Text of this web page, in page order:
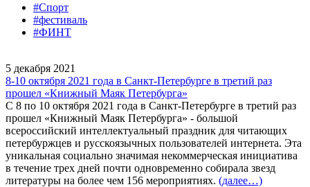
#Спорт
#фестиваль
#ФИНТ
5 декабря 2021
8-10 октября 2021 года в Санкт-Петербурге в третий раз
прошел «Книжный Маяк Петербурга»
С 8 по 10 октября 2021 года в Санкт-Петербурге в третий раз
прошел «Книжный Маяк Петербурга» - большой
всероссийский интеллектуальный праздник для читающих
петербуржцев и русскоязычных пользователей интернета. Эта
уникальная социально значимая некоммерческая инициатива
в течение трех дней почти одновременно собирала звезд
литературы на более чем 156 мероприятиях. (далее…)